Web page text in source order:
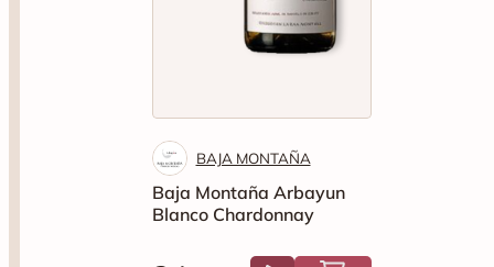
BAJA MONTAÑA
Blanco Chardonnay
34